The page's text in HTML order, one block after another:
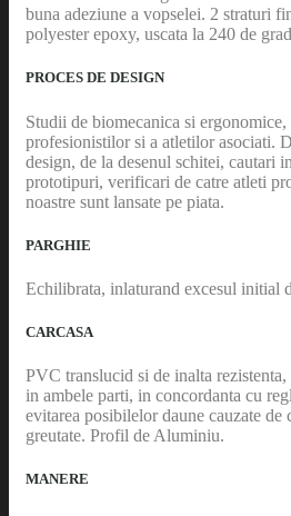
buna adeziune a vopselei. 2 straturi
polyester epoxy, uscata la 240 de
PROCES DE DESIGN
Studii de biomecanica si ergonomice,
profesionistilor si a atletilor asociati.
design, de la desenul schitei, cautari
prototipuri, verificari de catre atleti
noastre sunt lansate pe piata.
PARGHIE
Echilibrata, inlaturand excesul initial
CARCASA
PVC translucid si de inalta
in ambele parti, in concordanta cu
evitarea posibilelor daune cauzate de
greutate. Profil de Aluminiu.
MANERE